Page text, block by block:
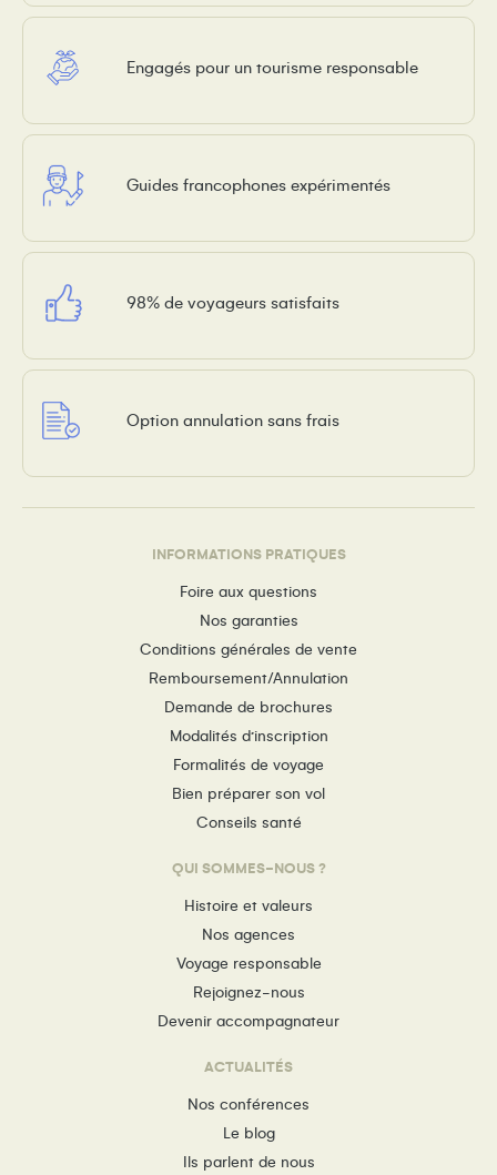
Engagés pour un tourisme responsable
Guides francophones expérimentés
98% de voyageurs satisfaits
Option annulation sans frais
INFORMATIONS PRATIQUES
Foire aux questions
Nos garanties
Conditions générales de vente
Remboursement/Annulation
Demande de brochures
Modalités d’inscription
Formalités de voyage
Bien préparer son vol
Conseils santé
QUI SOMMES-NOUS ?
Histoire et valeurs
Nos agences
Voyage responsable
Rejoignez-nous
Devenir accompagnateur
ACTUALITÉS
Nos conférences
Le blog
Ils parlent de nous